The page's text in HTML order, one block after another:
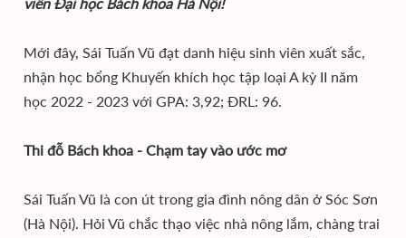
Mới đây, Sái Tuấn Vũ đạt danh hiệu sinh viên xuất sắc,
nhận học bổng Khuyến khích học tập loại A kỳ II năm
học 2022 - 2023 với GPA: 3,92; ĐRL: 96.
Thi đỗ Bách khoa - Chạm tay vào ước mơ
Sái Tuấn Vũ là con út trong gia đình nông dân ở Sóc Sơn
(Hà Nội). Hỏi Vũ chắc thạo việc nhà nông lắm, chàng trai